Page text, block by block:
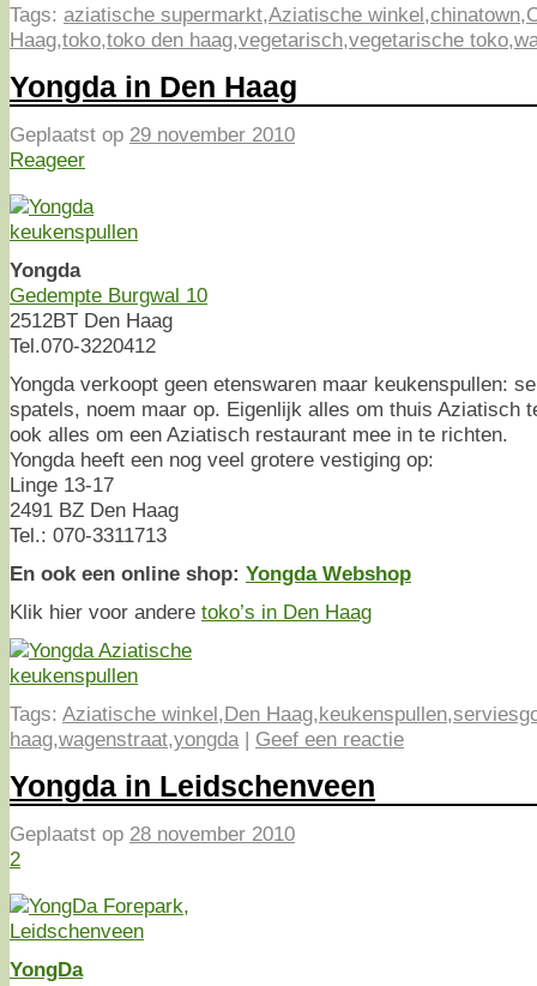
Tags: aziatische supermarkt,Aziatische winkel,chinatown,
Haag,toko,toko den haag,vegetarisch,vegetarische toko,
Yongda in Den Haag
Geplaatst op 29 november 2010
Reageer
Yongda
Gedempte Burgwal 10
2512BT Den Haag
Tel.070-3220412
Yongda verkoopt geen etenswaren maar keukenspullen:
spatels, noem maar op. Eigenlijk alles om thuis Aziatisch
ook alles om een Aziatisch restaurant mee in te richten.
Yongda heeft een nog veel grotere vestiging op:
Linge 13-17
2491 BZ Den Haag
Tel.: 070-3311713
En ook een online shop: Yongda Webshop
Klik hier voor andere toko’s in Den Haag
Tags: Aziatische winkel,Den Haag,keukenspullen,
haag,wagenstraat,yongda | Geef een reactie
Yongda in Leidschenveen
Geplaatst op 28 november 2010
2
YongDa